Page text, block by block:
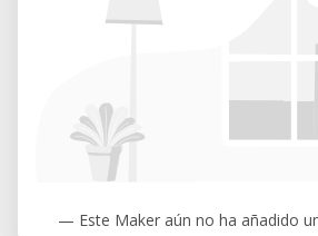
— Este Maker aún no ha añadido